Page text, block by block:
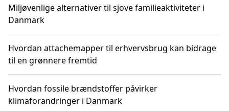
Miljøvenlige alternativer til sjove familieaktiviteter i
Danmark
Hvordan attachemapper til erhvervsbrug kan bidrage
til en grønnere fremtid
Hvordan fossile brændstoffer påvirker
klimaforandringer i Danmark